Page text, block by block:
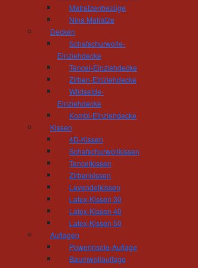
Matratzenbezüge
Nina Matratze
Decken
Schafschurwolle-
Einziehdecke
Tencel-Einziehdecke
Zirben-Einziehdecke
Wildseide-
Einziehdecke
Kombi-Einziehdecke
Kissen
4D-Kissen
Schafschurwollkissen
Tencelkissen
Zirbenkissen
Lavendelkissen
Latex-Kissen 30
Latex-Kissen 40
Latex-Kissen 50
Auflagen
Powerinsole-Auflage
Baumwollauflage
In einem zweiten Schritt
Wie sind die
auch bauliche
ersten Vorschlag.
So könnte es
Während einer
Möbelentwürfe, die
Vorhänge oder Gardinen,
werden im endgültigen
Sie haben sich
Bei der anschließenden
unserer Region
Malers,
sind während der